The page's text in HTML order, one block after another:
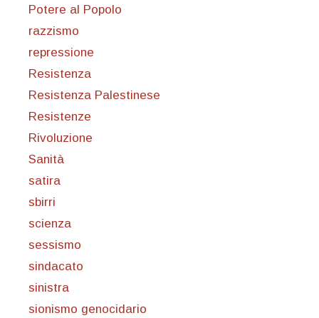
Potere al Popolo
razzismo
repressione
Resistenza
Resistenza Palestinese
Resistenze
Rivoluzione
Sanità
satira
sbirri
scienza
sessismo
sindacato
sinistra
sionismo genocidario